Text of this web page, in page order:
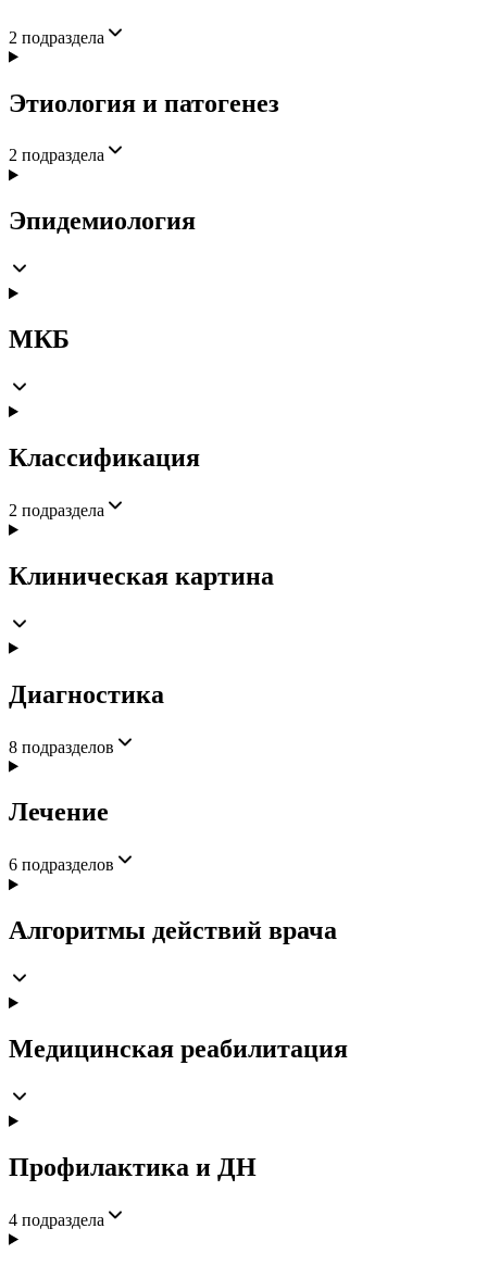
2 подраздела
Этиология и патогенез
2 подраздела
Эпидемиология
МКБ
Классификация
2 подраздела
Клиническая картина
Диагностика
8 подразделов
Лечение
6 подразделов
Алгоритмы действий врача
Медицинская реабилитация
Профилактика и ДН
4 подраздела